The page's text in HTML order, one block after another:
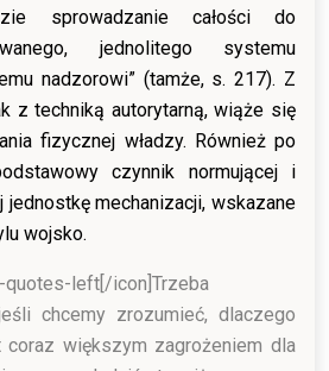
sprowadzanie całości do
jednolitego systemu
nadzorowi” (tamże, s. 217). Z
z techniką autorytarną, wiąże się
fizycznej władzy. Również po
czynnik normującej i
mechanizacji, wskazane
wojsko.
quotes-left[/icon] Trzeba
chcemy zrozumieć, dlaczego
coraz większym zagrożeniem dla